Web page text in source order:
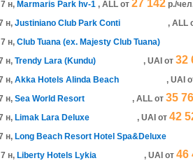
н, Marmaris Park hv-1 , ALL от 27 142 р./
н, Justiniano Club Park Conti , ALL
н, Club Tuana (ex. Majesty Club Tuana)
н, Trendy Lara (Kundu) , UAI от 32
н, Akka Hotels Alinda Beach , UAI
н, Sea World Resort , ALL от 35
н, Limak Lara Deluxe , UAI от 42
н, Long Beach Resort Hotel Spa&Deluxe
н, Liberty Hotels Lykia , UAI от 46